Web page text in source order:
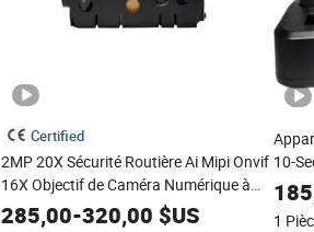
Certified
2MP 20X Sécurité Routière Ai Mipi Onvif
16X Objectif de Caméra Numérique à
Zoom Optique
285,00-320,00 $US
10-
1